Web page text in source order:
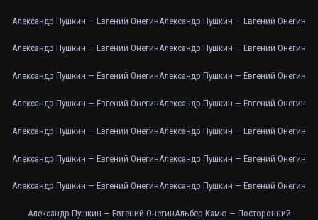
Александр Пушкин — Евгений ОнегинАлександр Пушкин — Евгений Онегин
Александр Пушкин — Евгений ОнегинАлександр Пушкин — Евгений Онегин
Александр Пушкин — Евгений ОнегинАлександр Пушкин — Евгений Онегин
Александр Пушкин — Евгений ОнегинАлександр Пушкин — Евгений Онегин
Александр Пушкин — Евгений ОнегинАлександр Пушкин — Евгений Онегин
Александр Пушкин — Евгений ОнегинАлександр Пушкин — Евгений Онегин
Александр Пушкин — Евгений ОнегинАлександр Пушкин — Евгений Онегин
Александр Пушкин — Евгений ОнегинАльбер Камю — Посторонний